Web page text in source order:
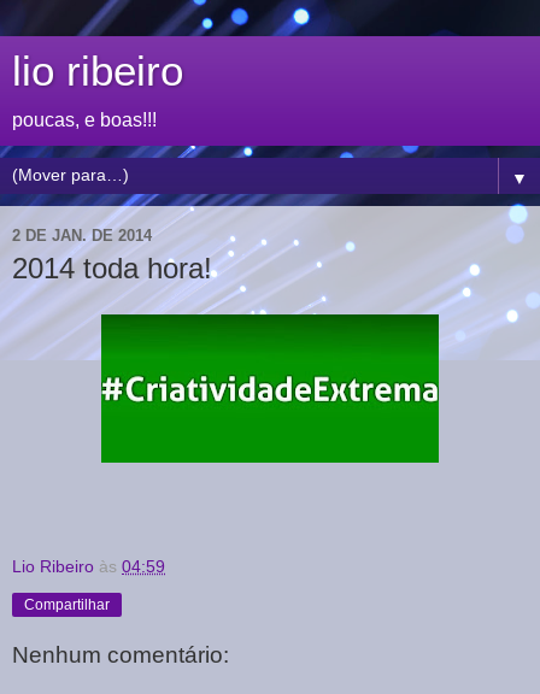
lio ribeiro
poucas, e boas!!!
▼
2 DE JAN. DE 2014
2014 toda hora!
Lio Ribeiro às 04:59
Compartilhar
Nenhum comentário: